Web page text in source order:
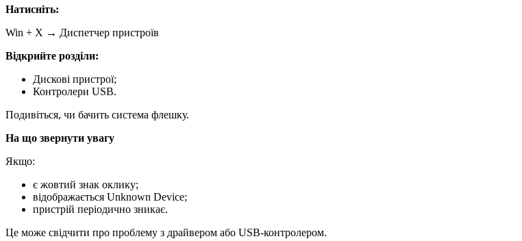
Натисніть:
Win + X → Диспетчер пристроїв
Відкрийте розділи:
Дискові пристрої;
Контролери USB.
Подивіться, чи бачить система флешку.
На що звернути увагу
Якщо:
є жовтий знак оклику;
відображається Unknown Device;
пристрій періодично зникає.
Це може свідчити про проблему з драйвером або USB-контролером.